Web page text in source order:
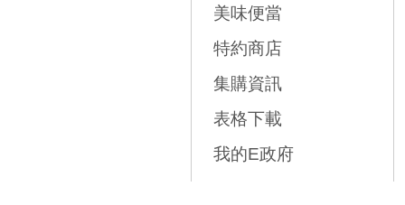
美味便當
特約商店
集購資訊
表格下載
我的E政府